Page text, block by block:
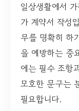
일상생활에서
가 계약서 작성
무를 명확히 하
을 예방하는 중
에는 필수 조항
모호한 문구는
필요합니다.